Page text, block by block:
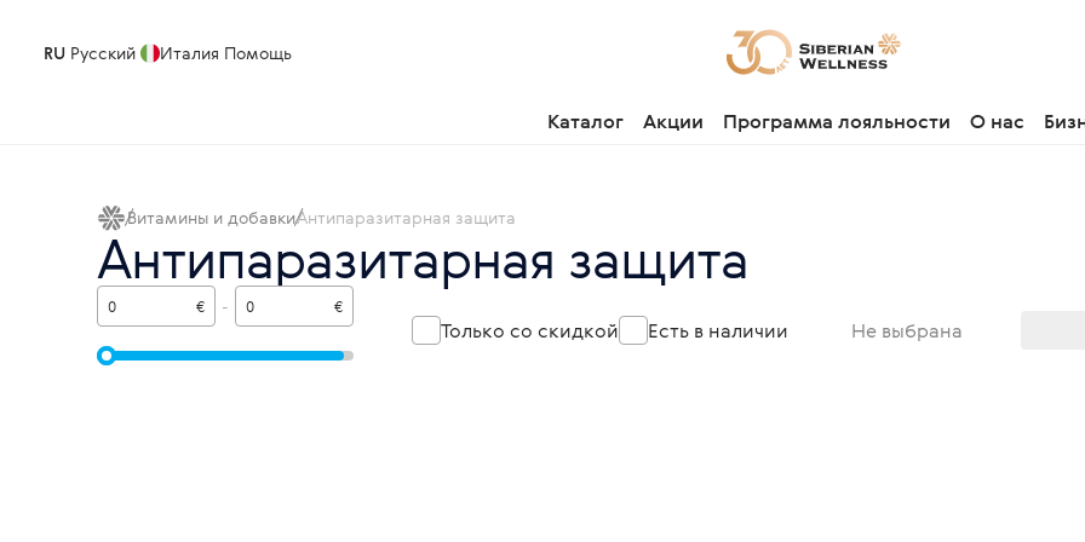
RU Русский Италия Помощь
Каталог Акции Программа лояльности О нас
Витамины и добавкиАнтипаразитарная защита
Антипаразитарная защита
Не выбрана
€ - €
Только со скидкой Есть в наличии